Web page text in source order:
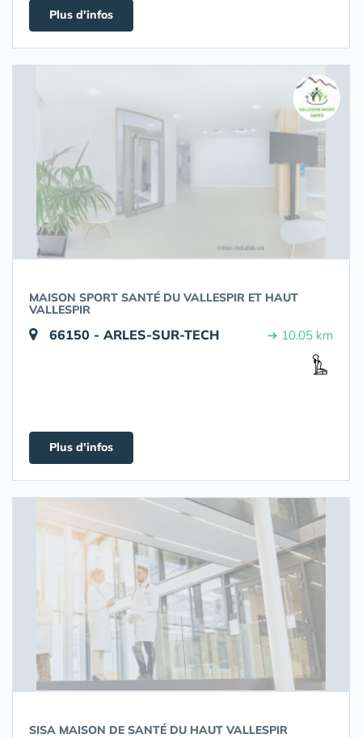
Plus d'infos
MAISON SPORT SANTÉ DU VALLESPIR ET HAUT
VALLESPIR
66150 - ARLES-SUR-TECH ➔ 10.05 km
Plus d'infos
SISA MAISON DE SANTÉ DU HAUT VALLESPIR